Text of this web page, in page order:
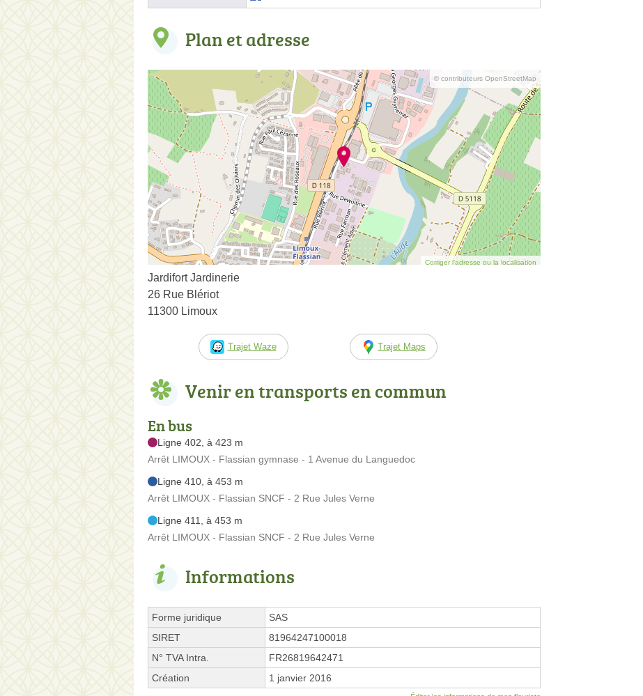
Plan et adresse
© contributeurs OpenStreetMap
Corriger l’adresse ou la localisation
Jardifort Jardinerie
26 Rue Blériot
11300 Limoux
Trajet Waze Trajet Maps
Venir en transports en commun
En bus
Ligne 402, à 423 m
Arrêt LIMOUX - Flassian gymnase - 1 Avenue du Languedoc
Ligne 410, à 453 m
Arrêt LIMOUX - Flassian SNCF - 2 Rue Jules Verne
Ligne 411, à 453 m
Arrêt LIMOUX - Flassian SNCF - 2 Rue Jules Verne
Informations
Forme juridique
SAS
SIRET
81964247100018
N° TVA Intra.
FR26819642471
Création
1 janvier 2016